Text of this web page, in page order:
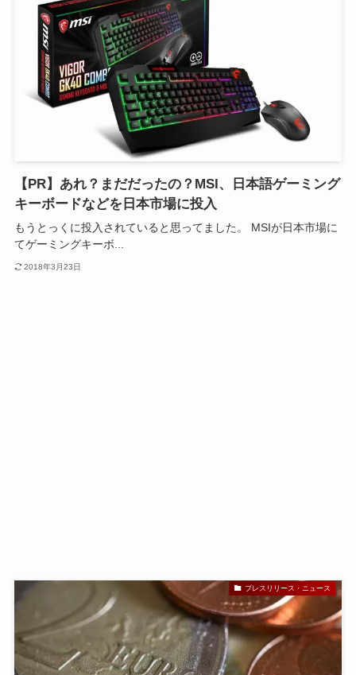
【PR】あれ？まだだったの？MSI、日本語ゲーミング
キーボードなどを日本市場に投入
もうとっくに投入されていると思ってました。 MSIが日本市場に
てゲーミングキーボ...
2018年3月23日
プレスリリース・ニュース